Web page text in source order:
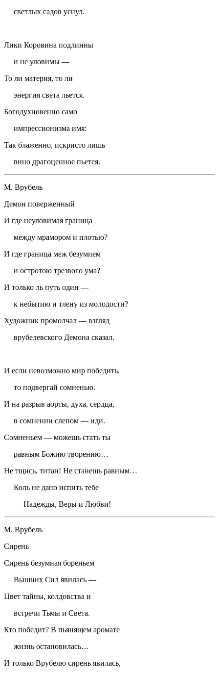
светлых садов уснул.
Лики Коровина подлинны
и не уловимы —
То ли материя, то ли
энергия света льется.
Богодухновенно само
импрессионизма имя:
Так блаженно, искристо лишь
вино драгоценное пьется.
М. Врубель
Демон поверженный
И где неуловимая граница
между мрамором и плотью?
И где граница меж безумием
и остротою трезвого ума?
И только ль путь один —
к небытию и тлену из молодости?
Художник промолчал — взгляд
врубелевского Демона сказал.
И если невозможно мир победить,
то подвергай сомненью.
И на разрыв аорты, духа, сердца,
в сомнении слепом — иди.
Сомненьем — можешь стать ты
равным Божию творению…
Не тщись, титан! Не станешь равным…
Коль не дано испить тебе
Надежды, Веры и Любви!
М. Врубель
Сирень
Сирень безумная бореньем
Вышних Сил явилась —
Цвет тайны, колдовства и
встречи Тьмы и Света.
Кто победит? В пьянящем аромате
жизнь остановилась…
И только Врубелю сирень явилась,